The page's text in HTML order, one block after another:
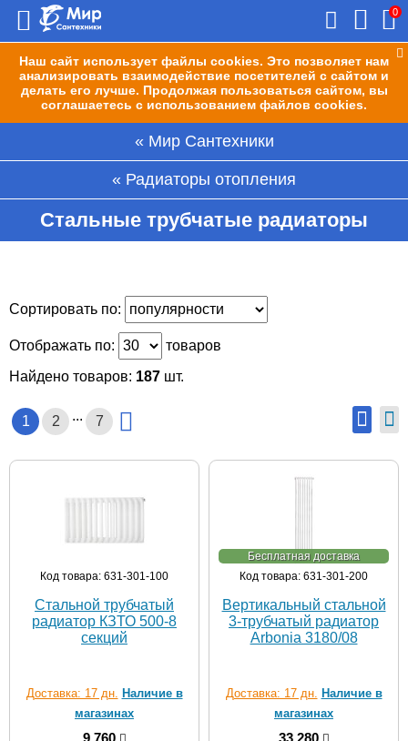
Наш сайт использует файлы cookies. Это позволяет нам
анализировать взаимодействие посетителей с сайтом и
делать его лучше. Продолжая пользоваться сайтом, вы
соглашаетесь с использованием файлов cookies.
0
Мир Сантехники
Радиаторы отопления
Стальные трубчатые радиаторы
Сортировать по:
Отображать по:
товаров
Найдено товаров: 187 шт.
1 2 ... 7
Код товара: 631-301-100
Стальной трубчатый
радиатор КЗТО 500-8
секций
Доставка: 17 дн. Наличие в
магазинах
9 760
Бесплатная доставка
Код товара: 631-301-200
Вертикальный стальной
3-трубчатый радиатор
Arbonia 3180/08
Доставка: 17 дн. Наличие в
магазинах
33 280